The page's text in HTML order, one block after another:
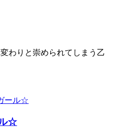
わりと崇められてしまう乙
☆